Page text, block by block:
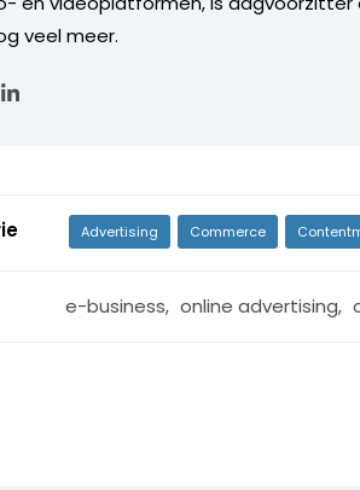
veel meer.
Advertising Commerce
e-business, online advertising,